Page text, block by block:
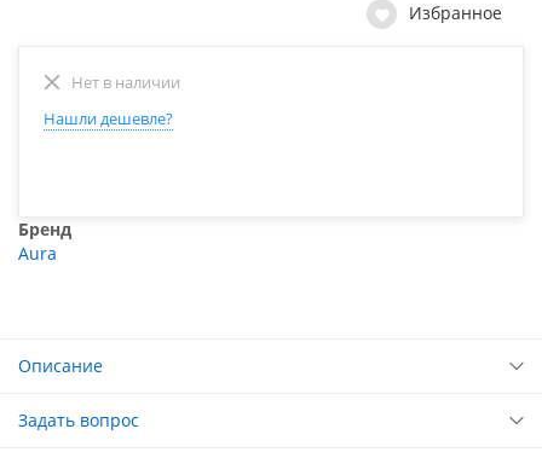
Избранное
Нет в наличии
Нашли дешевле?
Бренд
Aura
Описание
Задать вопрос